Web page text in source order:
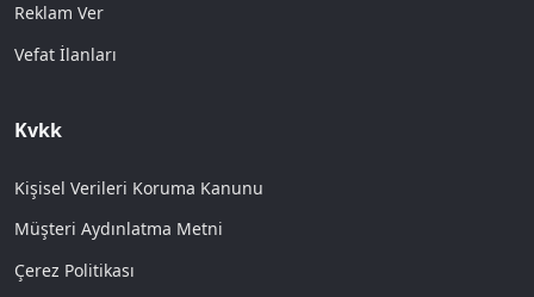
Reklam Ver
Vefat İlanları
Kvkk
Kişisel Verileri Koruma Kanunu
Müşteri Aydınlatma Metni
Çerez Politikası